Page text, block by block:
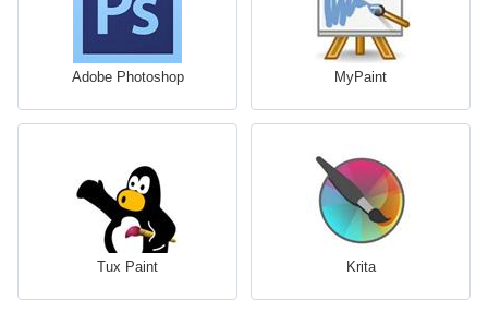
Adobe Photoshop MyPaint
Tux Paint Krita